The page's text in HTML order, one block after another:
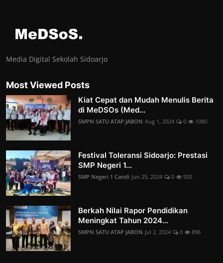
Media Digital Sekolah Sidoarjo
Most Viewed Posts
Kiat Cepat dan Mudah Menulis Berita
di MeDSOs (Med...
SMPN SATU ATAP JABON Aug 1, 2024 0 1080
Festival Toleransi Sidoarjo: Prestasi
SMP Negeri 1...
SMP Negeri 1 Candi Jun 25, 2024 0 920
Berkah Nilai Rapor Pendidikan
Meningkat Tahun 2024...
SMPN SATU ATAP JABON Jul 2, 2024 0 896